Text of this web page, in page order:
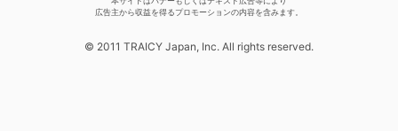
広告主から収益を得るプロモーションの内容を含みます。
© 2011 TRAICY Japan, Inc. All rights reserved.